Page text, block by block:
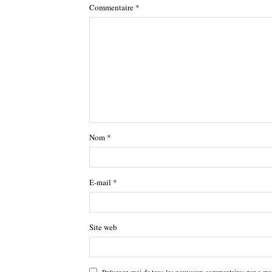
Commentaire *
Nom *
E-mail *
Site web